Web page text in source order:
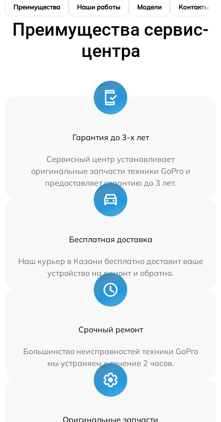
Преимущества Наши работы Модели Контакты
Преимущества сервис-
центра
Гарантия до 3-х лет
Сервисный центр устанавливает
оригинальные запчасти техники GoPro и
предоставляет гарантию до 3 лет.
Бесплатная доставка
Наш курьер в Казани бесплатно доставит ваше
устройство на ремонт и обратно.
Срочный ремонт
Большинство неисправностей техники GoPro
мы устраняем в течение 2 часов.
Оригинальные запчасти